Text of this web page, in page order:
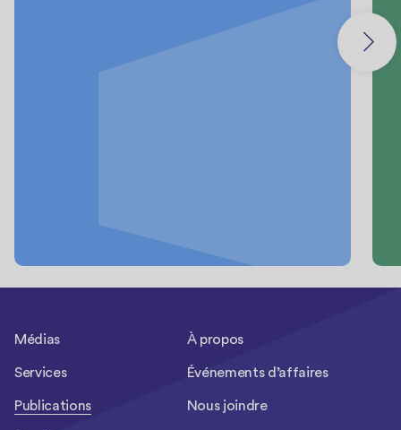
Médias À propos
Services Événements d’affaires
Publications Nous joindre